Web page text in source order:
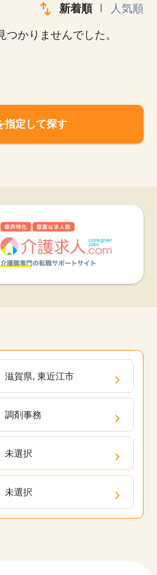
新着順 人気順
かりませんでした。
指定して探す
滋賀県, 東近江市
調剤事務
未選択
未選択